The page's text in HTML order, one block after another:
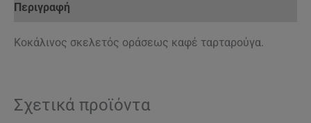
Περιγραφή
Κοκάλινος σκελετός οράσεως καφέ ταρταρούγα.
Σχετικά προϊόντα